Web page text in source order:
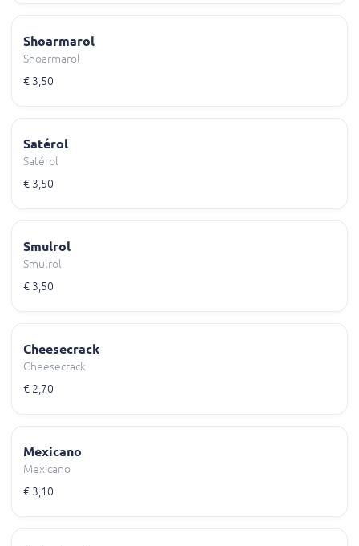
Shoarmarol
Shoarmarol
€ 3,50
Satérol
Satérol
€ 3,50
Smulrol
Smulrol
€ 3,50
Cheesecrack
Cheesecrack
€ 2,70
Mexicano
Mexicano
€ 3,10